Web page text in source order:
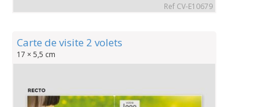
Ref CV-E10679
Carte de visite 2 volets
17 × 5,5 cm